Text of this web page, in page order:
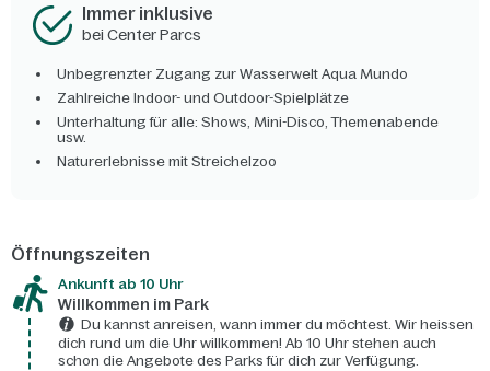
Immer inklusive
bei Center Parcs
Unbegrenzter Zugang zur Wasserwelt Aqua Mundo
Zahlreiche Indoor- und Outdoor-Spielplätze
Unterhaltung für alle: Shows, Mini-Disco, Themenabende
usw.
Naturerlebnisse mit Streichelzoo
Öffnungszeiten
Ankunft ab 10 Uhr
Willkommen im Park
Du kannst anreisen, wann immer du möchtest. Wir heissen
dich rund um die Uhr willkommen! Ab 10 Uhr stehen auch
schon die Angebote des Parks für dich zur Verfügung.